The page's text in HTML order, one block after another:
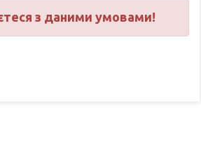
з даними умовами!